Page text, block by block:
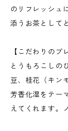
のリフレッシュ
添うお茶として
【こだわりのブ
とうもろこしの
豆、桂花（キン
芳香化湿をテー
えてくれます。